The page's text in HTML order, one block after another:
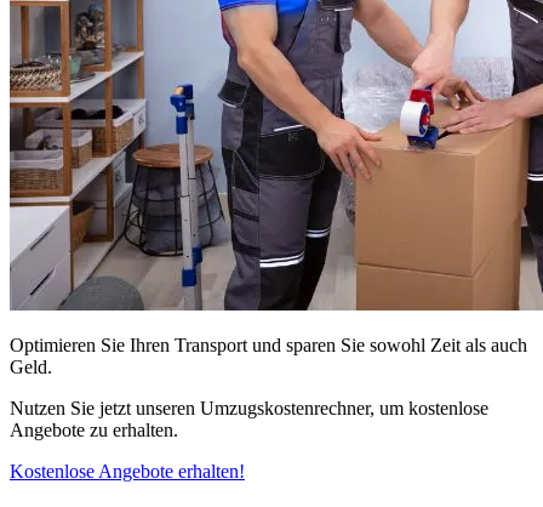
Optimieren Sie Ihren Transport und sparen Sie sowohl Zeit als auch
Geld.
Nutzen Sie jetzt unseren Umzugskostenrechner, um kostenlose
Angebote zu erhalten.
Kostenlose Angebote erhalten!